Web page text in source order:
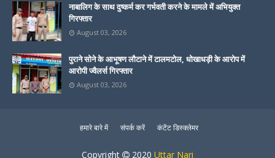
नाबालिग के साथ दुष्कर्म कर गर्भवती करने के मामले में अभियुक्त
गिरफ्तार
August 03, 2026
पुराने सोने के आभूषण लौटाने में टालमटोल, धोखाधड़ी के आरोप में
आरोपी ज्वैलर्स गिरफ्तार
August 03, 2026
हमारे बारे में संपर्क करें कंटेंट डिस्क्लेमर
Copyright 2020 Uttar Nari